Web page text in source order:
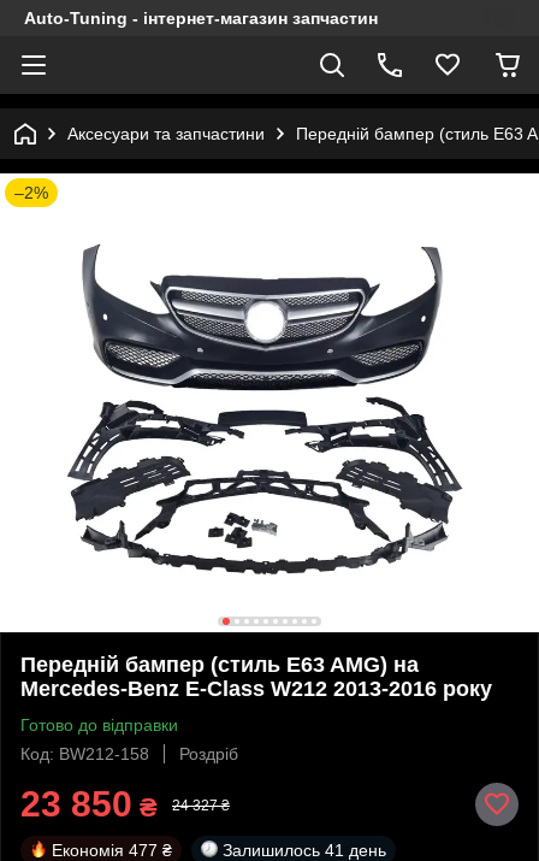
Auto-Tuning - інтернет-магазин запчастин
Аксесуари та запчастини Передній бампер (стиль E63
–2%
Передній бампер (стиль E63 AMG) на
Mercedes-Benz E-Class W212 2013-2016 року
Готово до відправки
Код: BW212-158
Роздріб
23 850 ₴ 24 327 ₴
Економія 477 ₴ Залишилось 41 день